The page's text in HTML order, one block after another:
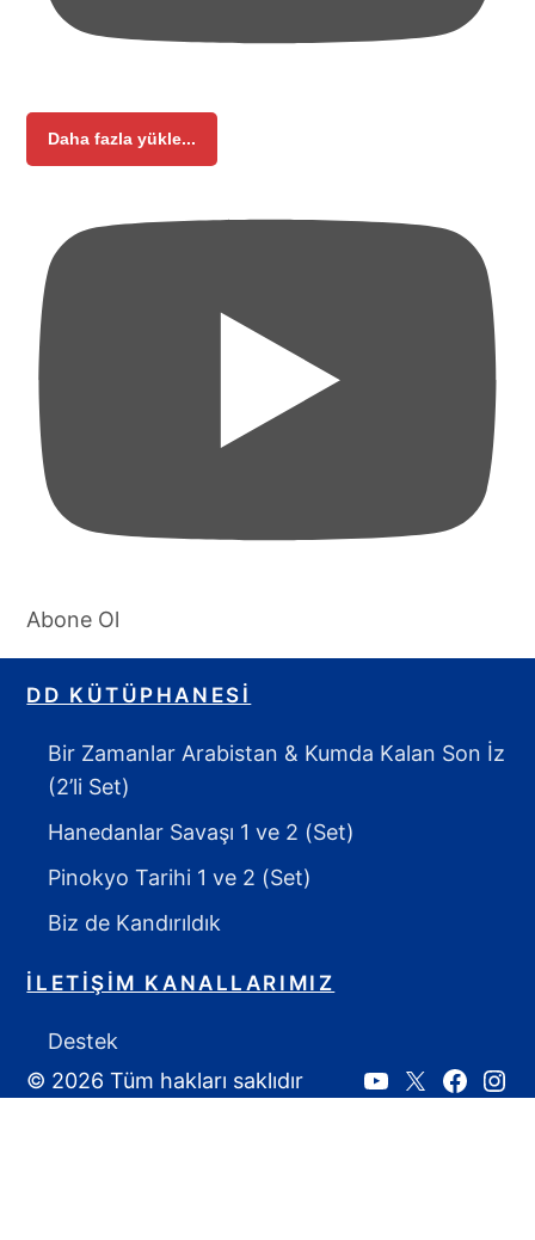
Daha fazla yükle...
Abone Ol
DD KÜTÜPHANESI
Bir Zamanlar Arabistan & Kumda Kalan Son İz
(2’li Set)
Hanedanlar Savaşı 1 ve 2 (Set)
Pinokyo Tarihi 1 ve 2 (Set)
Biz de Kandırıldık
İLETIŞIM KANALLARIMIZ
Destek
© 2026 Tüm hakları saklıdır
Youtube
X: